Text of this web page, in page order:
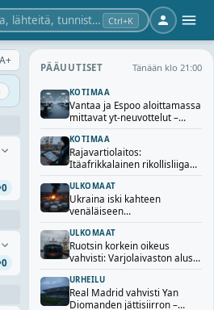
lähteitä, tunnisteita…Ctrl+K
PÄÄUUTISET Tänään klo 21:00
KOTIMAA
Vantaa ja Espoo aloittamassa
mittavat yt-neuvottelut –
sadoille työntekijöille uhka
irtisanomisista
KOTIMAA
Rajavartiolaitos:
Itäafrikkalainen rikollisliiga
järjesti yli 40 ihmisen
laittoman maahantulon
Suomeen
ULKOMAAT
Ukraina iski kahteen
venäläiseen
öljynjalostamoon – Zelenskyi
vahvistaa iskut
ULKOMAAT
Ruotsin korkein oikeus
vahvisti: Varjolaivaston alus
luovutetaan Ukrainalle
URHEILU
Real Madrid vahvisti Yan
Diomanden jättisiirron –
A+
0
0